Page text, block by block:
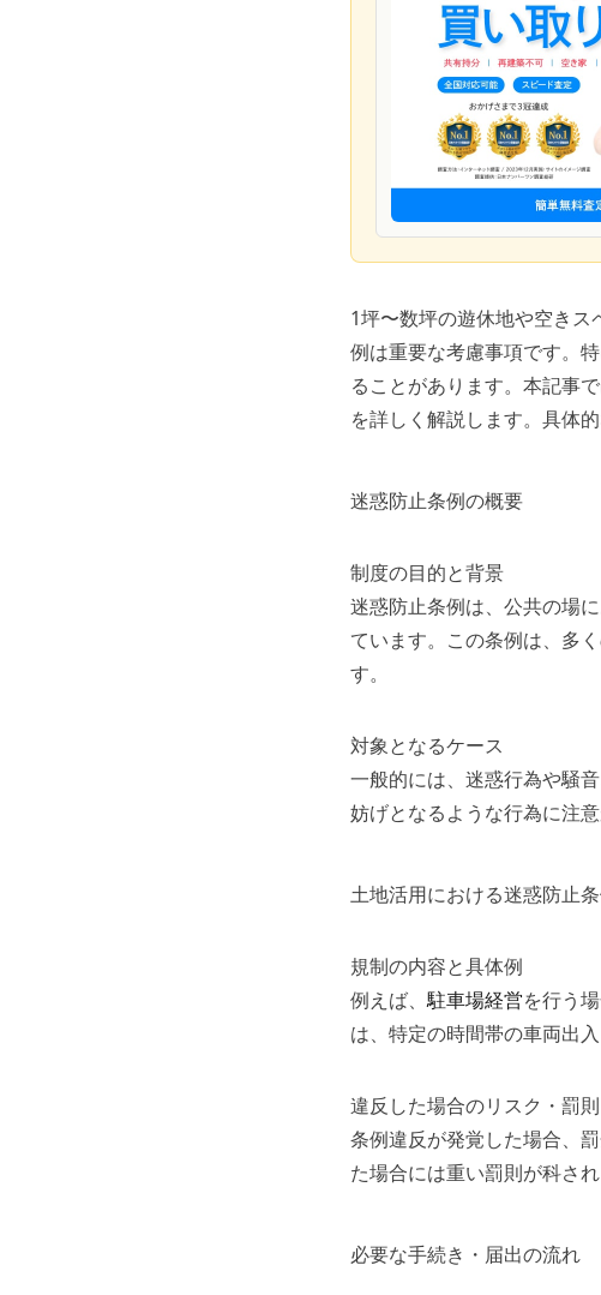
1坪〜数坪の遊休地や空き
例は重要な考慮事項です。
ることがあります。本記事
を詳しく解説します。具体
迷惑防止条例の概要
制度の目的と背景
迷惑防止条例は、公共の場
ています。この条例は、多
す。
対象となるケース
一般的には、迷惑行為や騒
妨げとなるような行為に注意
土地活用における迷惑防止
規制の内容と具体例
例えば、駐車場経営を行う
は、特定の時間帯の車両出
違反した場合のリスク・罰則
条例違反が発覚した場合、
た場合には重い罰則が科さ
必要な手続き・届出の流れ